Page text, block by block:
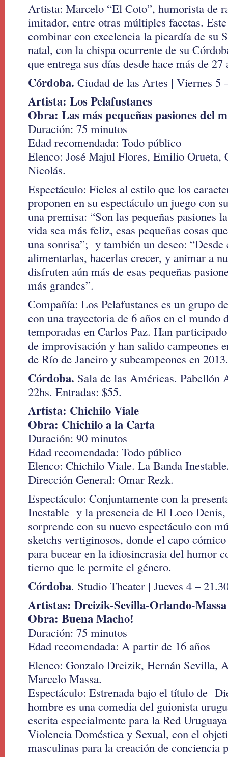
Artista: Marcelo “El Coto”, humorista de
imitador, entre otras múltiples facetas.
combinar con excelencia la picardía de su
natal, con la chispa ocurrente de su
que entrega sus días desde hace más de 27
Córdoba. Ciudad de las Artes | Viernes 5
Artista: Los Pelafustanes
Obra: Las más pequeñas pasiones del
Duración: 75 minutos
Edad recomendada: Todo público
Elenco: José Majul Flores, Emilio Orueta,
Nicolás.
Espectáculo: Fieles al estilo que los
proponen en su espectáculo un juego con
una premisa: “Son las pequeñas pasiones
vida sea más feliz, esas pequeñas cosas
una sonrisa”; y también un deseo: “Desde
alimentarlas, hacerlas crecer, y animar a
disfruten aún más de esas pequeñas
más grandes”.
Compañía: Los Pelafustanes es un grupo
con una trayectoria de 6 años en el mundo
temporadas en Carlos Paz. Han
de improvisación y han salido campeones
de Río de Janeiro y subcampeones en 2013.
Córdoba. Sala de las Américas. Pabellón
22hs. Entradas: $55.
Artista: Chichilo Viale
Obra: Chichilo a la Carta
Duración: 90 minutos
Edad recomendada: Todo público
Elenco: Chichilo Viale. La Banda
Dirección General: Omar Rezk.
Espectáculo: Conjuntamente con la
Inestable y la presencia de El Loco
sorprende con su nuevo espectáculo con
sketchs vertiginosos, donde el capo
para bucear en la idiosincrasia del humor
tierno que le permite el género.
Córdoba. Studio Theater | Jueves 4 –
Artistas: Dreizik-Sevilla-Orlando-Massa
Obra: Buena Macho!
Duración: 75 minutos
Edad recomendada: A partir de 16 años
Elenco: Gonzalo Dreizik, Hernán Sevilla,
Marcelo Massa.
Espectáculo: Estrenada bajo el título de
hombre es una comedia del guionista
escrita especialmente para la Red
Violencia Doméstica y Sexual, con el
masculinas para la creación de conciencia